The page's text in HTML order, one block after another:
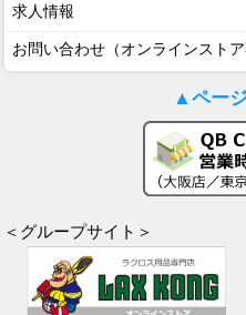
求人情報
お問い合わせ（オンラインストア
▲ペー
＜グループサイト＞